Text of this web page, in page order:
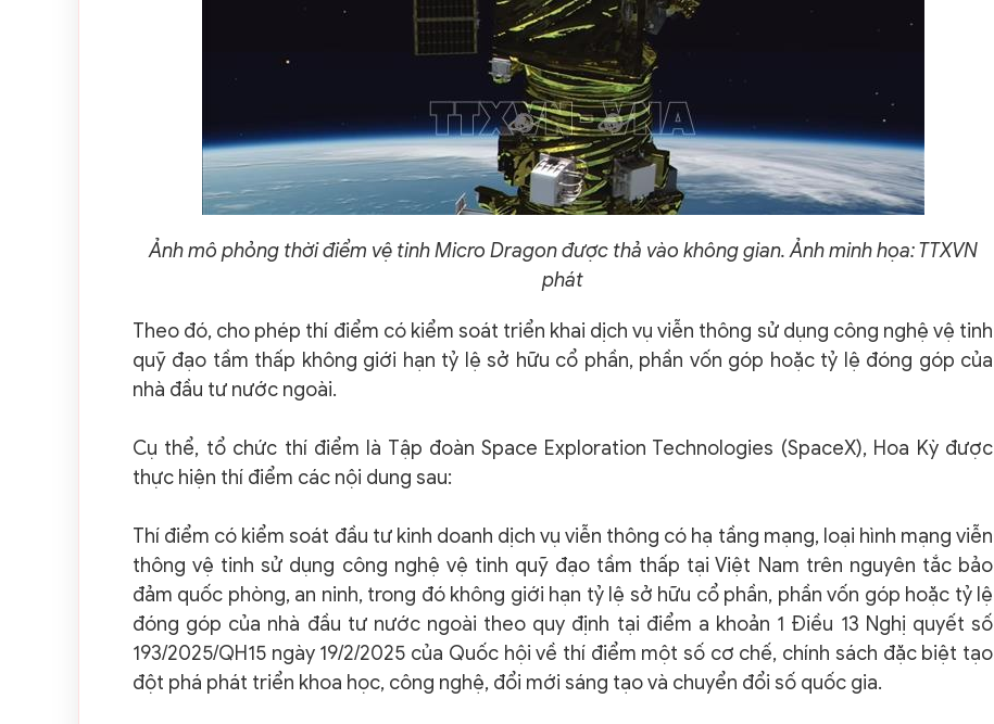
Ảnh mô phỏng thời điểm vệ tinh Micro Dragon được thả vào không gian. Ảnh minh họa: TTXVN
phát
Theo đó, cho phép thí điểm có kiểm soát triển khai dịch vụ viễn thông sử dụng công nghệ vệ tinh
quỹ đạo tầm thấp không giới hạn tỷ lệ sở hữu cổ phần, phần vốn góp hoặc tỷ lệ đóng góp của
nhà đầu tư nước ngoài.
Cụ thể, tổ chức thí điểm là Tập đoàn Space Exploration Technologies (SpaceX), Hoa Kỳ được
thực hiện thí điểm các nội dung sau:
Thí điểm có kiểm soát đầu tư kinh doanh dịch vụ viễn thông có hạ tầng mạng, loại hình mạng viễn
thông vệ tinh sử dụng công nghệ vệ tinh quỹ đạo tầm thấp tại Việt Nam trên nguyên tắc bảo
đảm quốc phòng, an ninh, trong đó không giới hạn tỷ lệ sở hữu cổ phần, phần vốn góp hoặc tỷ lệ
đóng góp của nhà đầu tư nước ngoài theo quy định tại điểm a khoản 1 Điều 13 Nghị quyết số
193/2025/QH15 ngày 19/2/2025 của Quốc hội về thí điểm một số cơ chế, chính sách đặc biệt tạo
đột phá phát triển khoa học, công nghệ, đổi mới sáng tạo và chuyển đổi số quốc gia.